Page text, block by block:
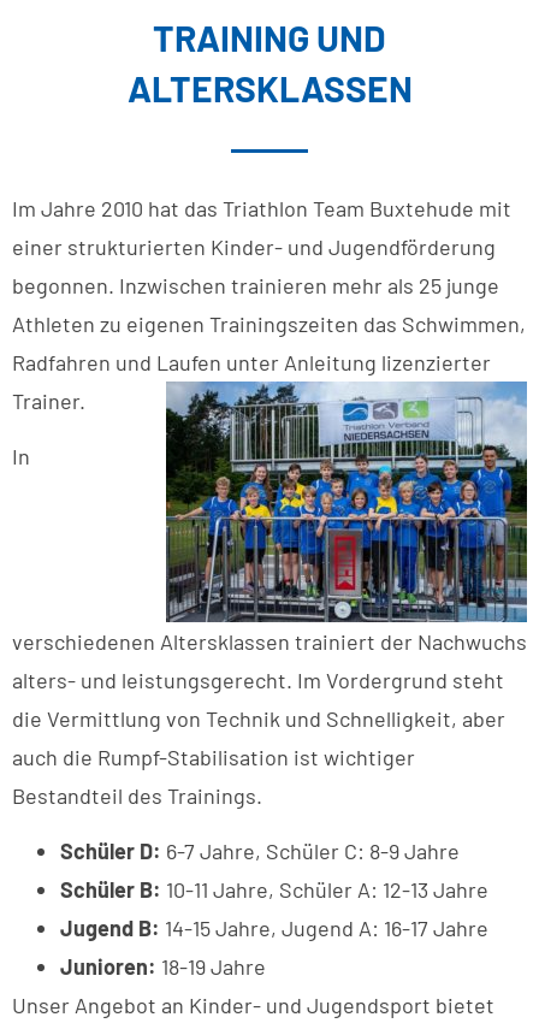
TRAINING UND
ALTERSKLASSEN
Im Jahre 2010 hat das Triathlon Team Buxtehude mit
einer strukturierten Kinder- und Jugendförderung
begonnen. Inzwischen trainieren mehr als 25 junge
Athleten zu eigenen Trainingszeiten das Schwimmen,
Radfahren und Laufen unter Anleitung lizenzierter
Trainer.
In
verschiedenen Altersklassen trainiert der Nachwuchs
alters- und leistungsgerecht. Im Vordergrund steht
die Vermittlung von Technik und Schnelligkeit, aber
auch die Rumpf-Stabilisation ist wichtiger
Bestandteil des Trainings.
Schüler D: 6-7 Jahre, Schüler C: 8-9 Jahre
Schüler B: 10-11 Jahre, Schüler A: 12-13 Jahre
Jugend B: 14-15 Jahre, Jugend A: 16-17 Jahre
Junioren: 18-19 Jahre
Unser Angebot an Kinder- und Jugendsport bietet